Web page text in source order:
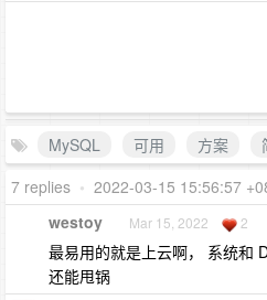
MySQL 可用 方案
7 replies • 2022-03-15 15:56:57
westoy Mar 15, 2022 2
最易用的就是上云啊， 系统和
还能甩锅